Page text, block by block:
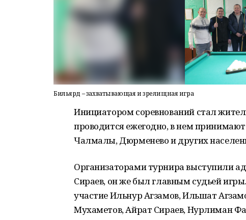
Бильярд – захватывающая и зрелищная игра
Инициатором соревнований стал
проводится ежегодно, в нем
Чалмалы, Дюрменево и других
Организаторами турнира выступили
Сираев, он же был главным судьей
участие Ильнур Агзамов, Ильшат
Мухаметов, Айрат Сираев, Нурлиман